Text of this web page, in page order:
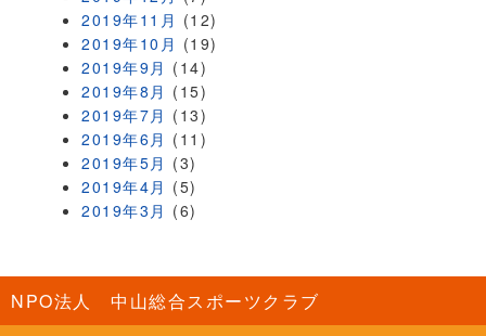
2019年11月 (12)
2019年10月 (19)
2019年9月 (14)
2019年8月 (15)
2019年7月 (13)
2019年6月 (11)
2019年5月 (3)
2019年4月 (5)
2019年3月 (6)
NPO法人 中山総合スポーツクラブ